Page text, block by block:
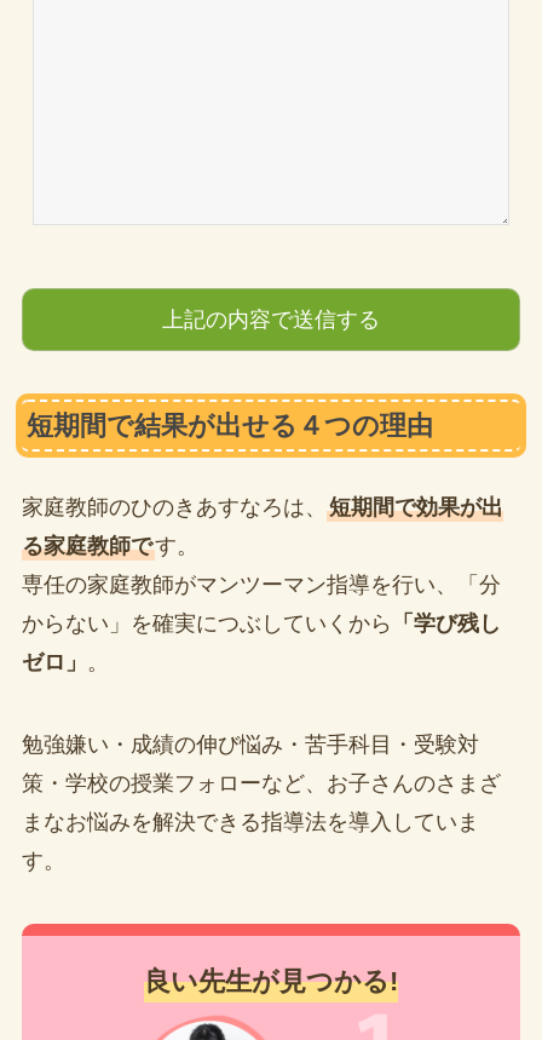
短期間で結果が出せる４つの理由
家庭教師のひのきあすなろは、 短期間で効果が出
る家庭教師です。
専任の家庭教師がマンツーマン指導を行い、「分
からない」を確実につぶしていくから
「学び残し
ゼロ」 。
勉強嫌い・成績の伸び悩み・苦手科目・受験対
策・学校の授業フォローなど、お子さんのさまざ
まなお悩みを解決できる指導法を導入していま
す。
良い先生が見つかる!